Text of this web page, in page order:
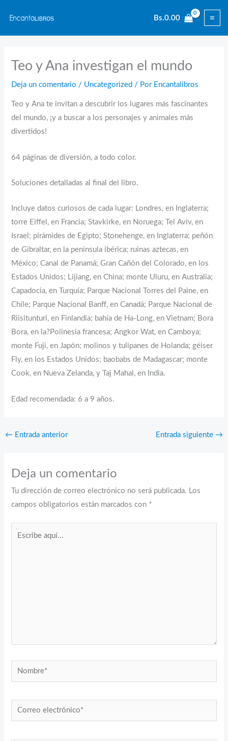
contenido
Bs.0.00
Teo y Ana investigan el mundo
Deja un comentario / Uncategorized / Por Encantalibros
Teo y Ana te invitan a descubrir los lugares más fascinantes
del mundo, ¡y a buscar a los personajes y animales más
divertidos!
64 páginas de diversión, a todo color.
Soluciones detalladas al final del libro.
Incluye datos curiosos de cada lugar: Londres, en Inglaterra;
torre Eiffel, en Francia; Stavkirke, en Noruega; Tel Aviv, en
Israel; pirámides de Egipto; Stonehenge, en Inglaterra; peñón
de Gibraltar, en la península ibérica; ruinas aztecas, en
México; Canal de Panamá; Gran Cañón del Colorado, en los
Estados Unidos; Lijiang, en China; monte Uluru, en Australia;
Capadocia, en Turquía; Parque Nacional Torres del Paine, en
Chile; Parque Nacional Banff, en Canadá; Parque Nacional de
Riisitunturi, en Finlandia; bahía de Ha-Long, en Vietnam; Bora
Bora, en la?Polinesia francesa; Angkor Wat, en Camboya;
monte Fuji, en Japón; molinos y tulipanes de Holanda; géiser
Fly, en los Estados Unidos; baobabs de Madagascar; monte
Cook, en Nueva Zelanda, y Taj Mahal, en India.
Edad recomendada: 6 a 9 años.
← Entrada anterior Entrada siguiente →
Deja un comentario
Tu dirección de correo electrónico no será publicada. Los
campos obligatorios están marcados con *
Nombre*
Correo
electrónico*